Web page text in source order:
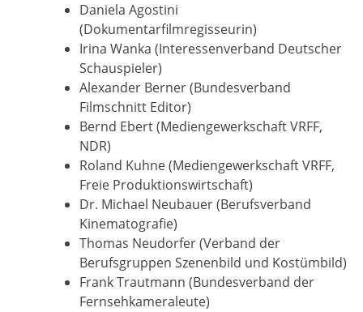
Daniela Agostini
(Dokumentarfilmregisseurin)
Irina Wanka (Interessenverband Deutscher
Schauspieler)
Alexander Berner (Bundesverband
Filmschnitt Editor)
Bernd Ebert (Mediengewerkschaft VRFF,
NDR)
Roland Kuhne (Mediengewerkschaft VRFF,
Freie Produktionswirtschaft)
Dr. Michael Neubauer (Berufsverband
Kinematografie)
Thomas Neudorfer (Verband der
Berufsgruppen Szenenbild und Kostümbild)
Frank Trautmann (Bundesverband der
Fernsehkameraleute)